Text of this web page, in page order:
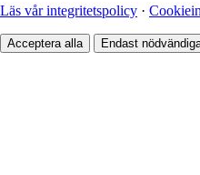
Läs vår integritetspolicy ·
Acceptera alla Endast